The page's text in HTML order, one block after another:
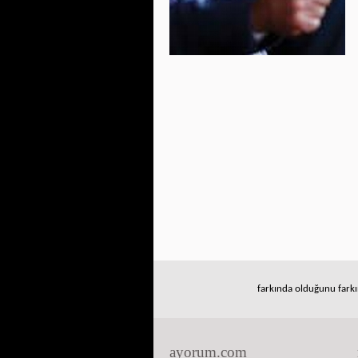
farkında olduğunu
ayorum.com